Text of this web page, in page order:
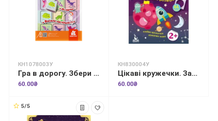
КН1078003У
Гра в дорогу. Збери найбільше динозавриків
60.00₴
КН830004У
Цікаві кружечки. Загадковий космос
60.00₴
5/5